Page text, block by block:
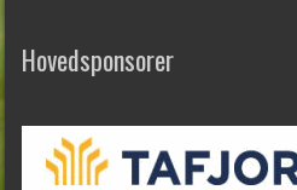
Hovedsponsorer